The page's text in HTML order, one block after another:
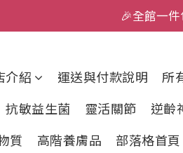
🎉全館一
介紹 運送與付款說明 所
抗敏益生菌 靈活關節 逆齡
質
高階養膚品 部落格首頁